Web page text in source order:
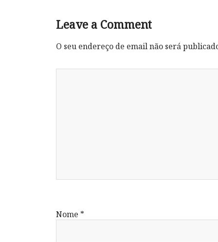
Leave a Comment
O seu endereço de email não será
Nome *